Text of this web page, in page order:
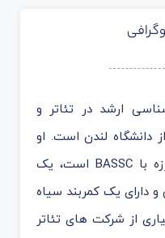
ارشد در تئاتر و
از دانشگاه لندن است. او
یک معلم مدارک مقدماتی مبارزه با BASSC است، یک
و دارای یک کمربند سیاه
از شرکت های تئاتر